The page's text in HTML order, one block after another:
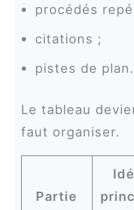
procédés
citations ;
pistes de plan.
Le tableau
faut organiser.
Partie